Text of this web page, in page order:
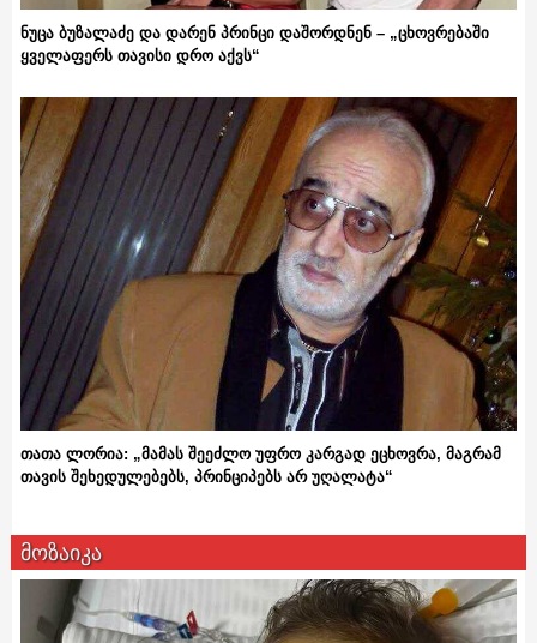
ნუცა ბუზალაძე და დარენ პრინცი დაშორდნენ – „ცხოვრებაში
ყველაფერს თავისი დრო აქვს“
თათა ლორია: „მამას შეეძლო უფრო კარგად ეცხოვრა, მაგრამ
თავის შეხედულებებს, პრინციპებს არ უღალატა“
მოზაიკა